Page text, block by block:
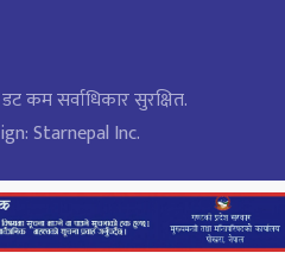
कम सर्वाधिकार सुरक्षित.
Starnepal Inc.